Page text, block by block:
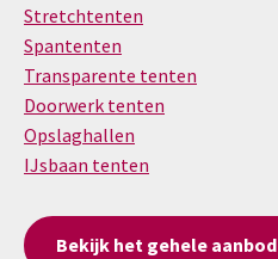
Stretchtenten
Spantenten
Transparente tenten
Doorwerk tenten
Opslaghallen
IJsbaan tenten
Bekijk het gehele aanbod